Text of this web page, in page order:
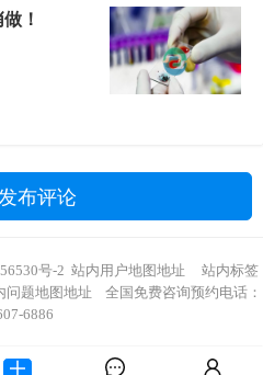
！
布评论
号-2 站内用户地图地址
站内标签
问题地图地址
全国免费咨询预约电话：
6886